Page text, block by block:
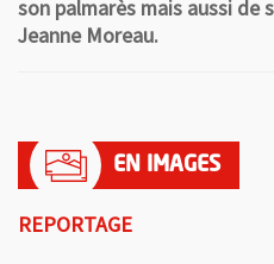
son palmarès mais aussi de
Jeanne Moreau.
REPORTAGE